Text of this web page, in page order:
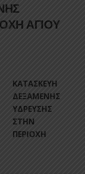
ΑΓΙΟΥ
ΚΑΤΑΣΚΕΥΗ
ΔΕΞΑΜΕΝΗΣ
ΥΔΡΕΥΣΗΣ
ΣΤΗΝ
ΠΕΡΙΟΧΗ